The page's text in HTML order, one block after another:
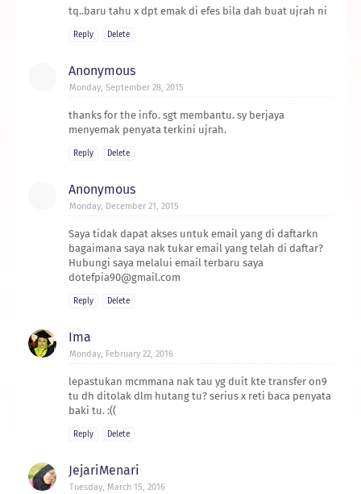
tq..baru tahu x dpt emak di efes bila dah buat ujrah ni
Reply Delete
Anonymous
Monday, September 28, 2015
thanks for the info. sgt membantu. sy berjaya
menyemak penyata terkini ujrah.
Reply Delete
Anonymous
Monday, December 21, 2015
Saya tidak dapat akses untuk email yang di daftarkn
bagaimana saya nak tukar email yang telah di daftar?
Hubungi saya melalui email terbaru saya
dotefpia90@gmail.com
Reply Delete
Ima
Monday, February 22, 2016
lepastukan mcmmana nak tau yg duit kte transfer on9
tu dh ditolak dlm hutang tu? serius x reti baca penyata
baki tu. :((
Reply Delete
JejariMenari
Tuesday, March 15, 2016